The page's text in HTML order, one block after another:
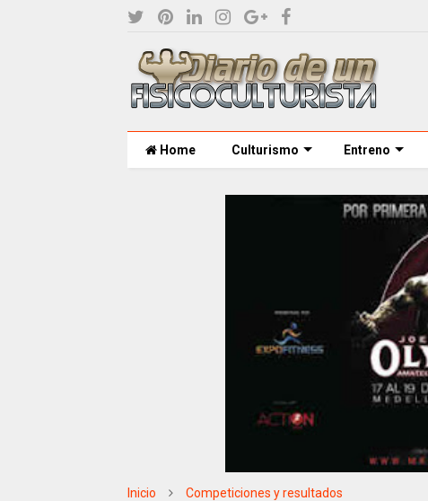
Home Culturismo Entreno
Inicio Competiciones y resultados